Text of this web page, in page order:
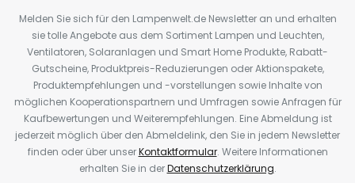
Melden Sie sich für den Lampenwelt.de Newsletter an und erhalten
sie tolle Angebote aus dem Sortiment Lampen und Leuchten,
Ventilatoren, Solaranlagen und Smart Home Produkte, Rabatt-
Gutscheine, Produktpreis-Reduzierungen oder Aktionspakete,
Produktempfehlungen und -vorstellungen sowie Inhalte von
möglichen Kooperationspartnern und Umfragen sowie Anfragen für
Kaufbewertungen und Weiterempfehlungen. Eine Abmeldung ist
jederzeit möglich über den Abmeldelink, den Sie in jedem Newsletter
finden oder über unserKontaktformular. Weitere Informationen
erhalten Sie in derDatenschutzerklärung.